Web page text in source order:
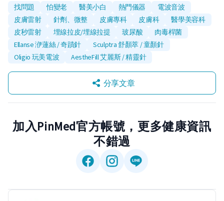
找問題 怕變老 醫美小白 熱門儀器
電波音波
皮膚雷射
針劑、微整 皮膚專科 皮膚科
醫學美容科
皮秒雷射
埋線拉皮/埋線拉提 玻尿酸
肉毒桿菌
Ellanse 洢蓮絲 / 奇蹟針
Sculptra 舒顏萃 / 童顏針
Oligio 玩美電波
AestheFill 艾麗斯 / 精靈針
分享文章
加入PinMed官方帳號，更多健康資訊
不錯過